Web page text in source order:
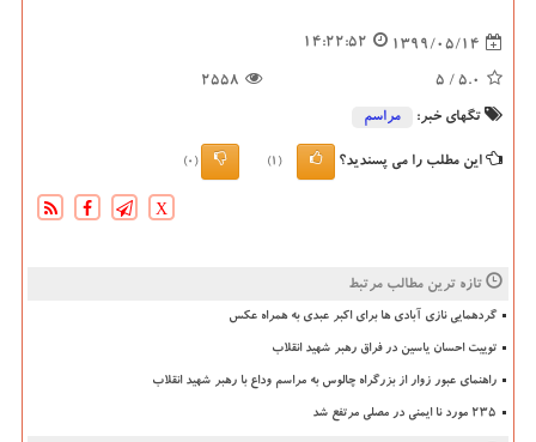
1399/05/14
14:22:52
5.0
/ 5
2558
تگهای خبر: مراسم
این مطلب را می پسندید؟ (1)
(0)
X
تازه ترین مطالب مرتبط
گردهمایی نازی آبادی ها برای اکبر عبدی به همراه عکس
توییت احسان یاسین در فراق رهبر شهید انقلاب
راهنمای عبور زوار از بزرگراه چالوس به مراسم وداع با رهبر شهید انقلاب
235 مورد نا ایمنی در مصلی مرتفع شد